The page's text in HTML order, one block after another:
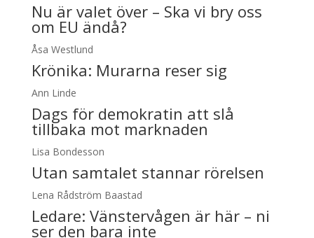
Nu är valet över – Ska vi bry oss
om EU ändå?
Åsa Westlund
Krönika: Murarna reser sig
Ann Linde
Dags för demokratin att slå
tillbaka mot marknaden
Lisa Bondesson
Utan samtalet stannar rörelsen
Lena Rådström Baastad
Ledare: Vänstervågen är här – ni
ser den bara inte